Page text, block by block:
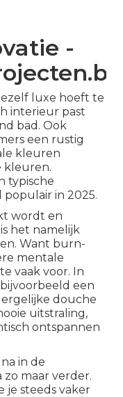
-
luxe hoeft te
interieur past
bad . Ook
een rustig
kleuren
kleuren.
typische
in 2025.
wordt en
het namelijk
Want burn-
mentale
vaak voor. In
een
douche
uitstraling,
ontspannen
in de
maar verder.
je steeds vaker